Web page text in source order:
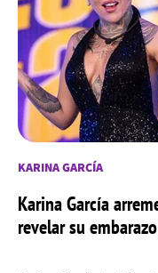
KARINA GARCÍA
Karina García
revelar su